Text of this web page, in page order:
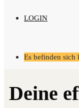
LOGIN
Es befinden sich